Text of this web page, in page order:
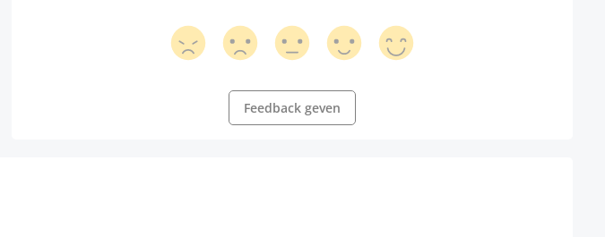
Feedback geven